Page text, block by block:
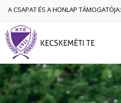
A CSAPAT ÉS A HONLAP TÁMOGATÓJA: